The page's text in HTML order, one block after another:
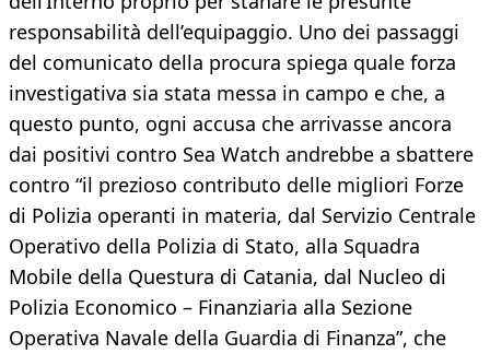
responsabilità dell’equipaggio. Uno dei passaggi
del comunicato della procura spiega quale forza
investigativa sia stata messa in campo e che, a
questo punto, ogni accusa che arrivasse ancora
dai positivi contro Sea Watch andrebbe a sbattere
contro “il prezioso contributo delle migliori Forze
di Polizia operanti in materia, dal Servizio Centrale
Operativo della Polizia di Stato, alla Squadra
Mobile della Questura di Catania, dal Nucleo di
Polizia Economico – Finanziaria alla Sezione
Operativa Navale della Guardia di Finanza”, che